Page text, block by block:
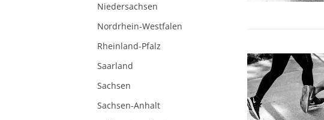
Niedersachsen
Nordrhein-Westfalen
Rheinland-Pfalz
Saarland
Sachsen
Sachsen-Anhalt